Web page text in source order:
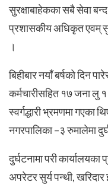
सुरक्षाबाहेकका सबै सेवा बन्द
प्रशासकीय अधिकृत एवम्
।
बिहीबार नयाँ बर्षको दिन
कर्मचारीसहित १७ जना लु
स्वर्गद्धारी भ्रमणमा गएका
नगरपालिका –३ रुमालेमा
दुर्घटनामा परी
अपरेटर सुर्य पन्थी, खरिदार